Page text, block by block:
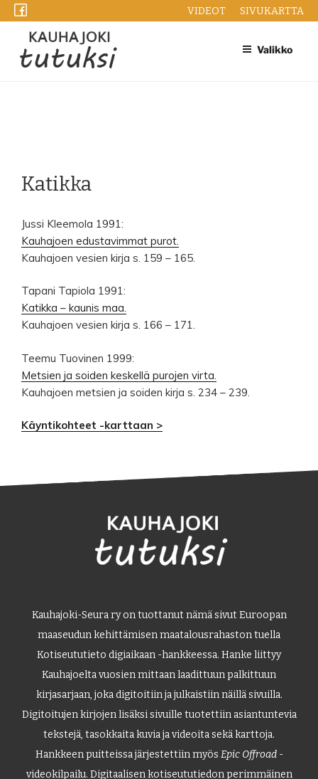
Siirry
sisältöön
VIDEOT SIVUKARTTA
Valikko
Katikka
Jussi Kleemola 1991:
Kauhajoen edustavimmat purot.
Kauhajoen vesien kirja s. 159 – 165.
Tapani Tapiola 1991:
Katikka – kaunis maa.
Kauhajoen vesien kirja s. 166 – 171.
Teemu Tuovinen 1999:
Metsien ja soiden keskellä purojen virta.
Kauhajoen metsien ja soiden kirja s. 234 – 239.
Käyntikohteet -karttaan >
Kauhajoki-Seura ry on tuottanut nämä sivut Euroopan
maaseudun kehittämisen maatalousrahaston tuella
Kotiseututieto digiaikaan -hankkeessa. Hanke liittyy
Kauhajoelta vuosien mittaan laadittuun palkittuun
kirjasarjaan, joka digitoitiin ja julkaistiin näillä sivuilla.
Digitoitujen kirjojen lisäksi sivuille tuotettiin asiantuntevia
tekstejä, tasokkaita kuvia ja videoita sekä karttoja.
Hankkeen puitteissa järjestettiin myös Epic Offroad-
videokilpailu. Digitaalisen kotiseututiedon perimmäinen